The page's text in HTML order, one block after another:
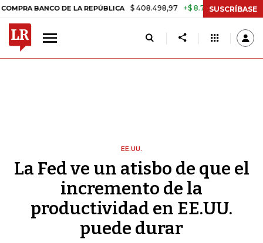
DE LA REPÚBLICA $ 408.498,97 +$ 8.753,81 +2,19% TASA DE
SUSCRÍBASE
EE.UU.
La Fed ve un atisbo de que el
incremento de la
productividad en EE.UU.
puede durar